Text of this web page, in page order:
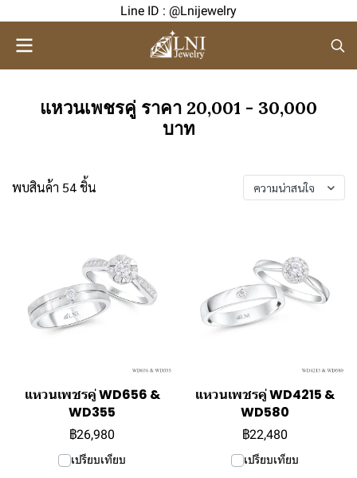
Line ID : @Lnijewelry
แหวนเพชรคู่ ราคา 20,001 - 30,000
บาท
พบสินค้า 54 ชิ้น ความน่าสนใจ
แหวนเพชรคู่ WD656 &
WD355
฿26,980
เปรียบเทียบ
แหวนเพชรคู่ WD4215 &
WD580
฿22,480
เปรียบเทียบ